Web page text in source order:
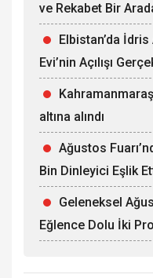
ve Rekabet Bir
Elbistan’da
Evi’nin Açılışı
altına alındı
Ağustos
Bin Dinleyici Eşlik
Geleneksel
Eğlence Dolu İki